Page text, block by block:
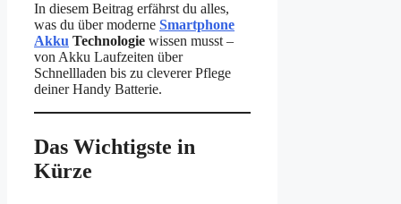
In diesem Beitrag erfährst du alles,
was du über moderne Smartphone
Akku Technologie wissen musst –
von Akku Laufzeiten über
Schnellladen bis zu cleverer Pflege
deiner Handy Batterie.
Das Wichtigste in
Kürze